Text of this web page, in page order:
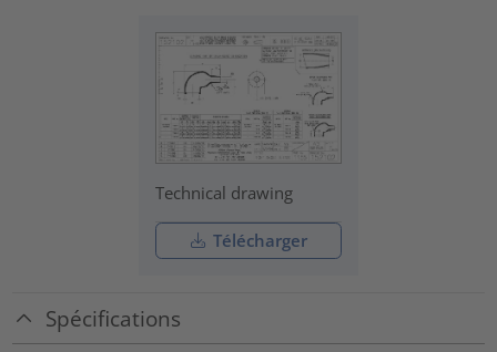
Technical drawing
Télécharger
Spécifications